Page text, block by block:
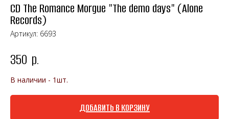
CD The Romance Morgue "The demo days" (Alone
Records)
Артикул: 6693
350 р.
В наличии - 1шт.
ДОБАВИТЬ В КОРЗИНУ